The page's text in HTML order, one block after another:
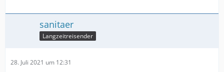
sanitaer
Langzeitreisender
28. Juli 2021 um 12:31